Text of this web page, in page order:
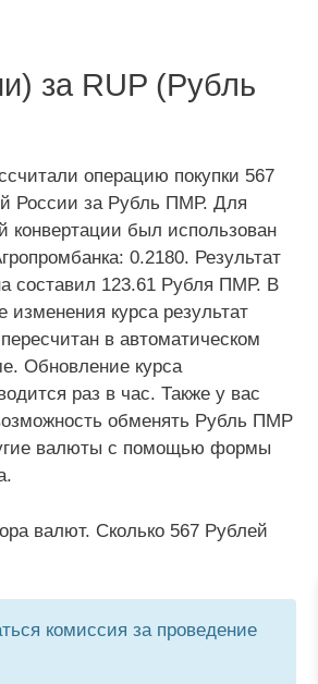
за RUP (Рубль
операцию покупки 567
России за Рубль ПМР. Для
конвертации был использован
0.2180. Результат
составил 123.61 Рубля ПМР. В
изменения курса результат
в автоматическом
Обновление курса
раз в час. Также у вас
обменять Рубль ПМР
валюты с помощью формы
валют. Сколько 567 Рублей
комиссия за проведение